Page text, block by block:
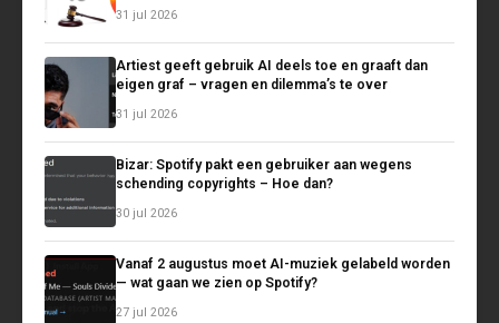
31 jul 2026
Artiest geeft gebruik AI deels toe en graaft dan
eigen graf – vragen en dilemma’s te over
31 jul 2026
Bizar: Spotify pakt een gebruiker aan wegens
schending copyrights – Hoe dan?
30 jul 2026
Vanaf 2 augustus moet AI-muziek gelabeld worden
— wat gaan we zien op Spotify?
27 jul 2026